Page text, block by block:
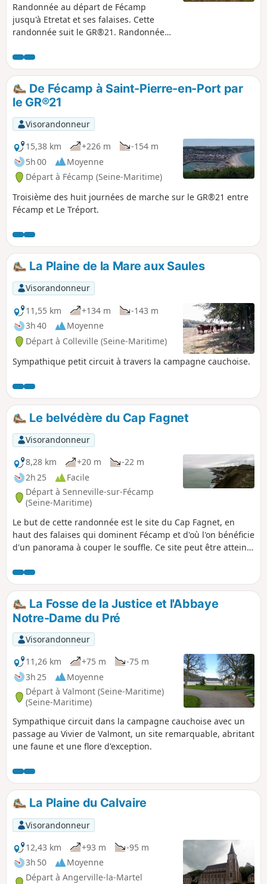
Randonnée au départ de Fécamp
jusqu'à Etretat et ses falaises. Cette
randonnée suit le GR®21. Randonnée
déroule sur du plat pour la très grande
majorité du parcours et traverse de
nombreux champs, le marquage n'est
donc pas forcément indiqué mais il
suffit de bien se repérer et de suivre le
marquage rouge et blanc. Le dénivelé
est tout de même important dû aux
"valleuses" ces accès naturels à la mer
dans ce paysage de falaise.
De Fécamp à Saint-Pierre-en-Port par
le GR®21
Visorandonneur
15,38 km
+226 m
-154 m
5h 00
Moyenne
Départ à Fécamp (Seine-Maritime)
Troisième des huit journées de marche sur le GR®21 entre
Fécamp et Le Tréport.
La Plaine de la Mare aux Saules
Visorandonneur
11,55 km
+134 m
-143 m
3h 40
Moyenne
Départ à Colleville (Seine-Maritime)
Sympathique petit circuit à travers la campagne cauchoise.
Le belvédère du Cap Fagnet
Visorandonneur
8,28 km
+20 m
-22 m
2h 25
Facile
Départ à Senneville-sur-Fécamp
(Seine-Maritime)
Le but de cette randonnée est le site du Cap Fagnet, en
haut des falaises qui dominent Fécamp et d'où l'on bénéficie
d'un panorama à couper le souffle. Ce site peut être atteint
goudronnées, tel que décrit ici. Il peut être également
parcouru par une très courte boucle (1 km), également
décrite en tant que variante. (Attention) Suite à des
éboulements l'accès au belvédère est interdit (cf. message
posté le 08/05/2023).
La Fosse de la Justice et l'Abbaye
Notre-Dame du Pré
Visorandonneur
11,26 km
+75 m
-75 m
3h 25
Moyenne
Départ à Valmont (Seine-Maritime)
(Seine-Maritime)
Sympathique circuit dans la campagne cauchoise avec un
passage au Vivier de Valmont, un site remarquable, abritant
une faune et une flore d'exception.
La Plaine du Calvaire
Visorandonneur
12,43 km
+93 m
-95 m
3h 50
Moyenne
Départ à Angerville-la-Martel